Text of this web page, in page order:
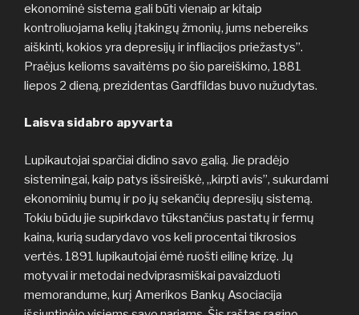
ekonominė sistema gali būti vienaip ar kitaip
kontroliuojama kelių įtakingų žmonių, jums nebereiks
aiškinti, kokios yra depresijų ir infliacijos priežastys”.
Praėjus kelioms savaitėms po šio pareiškimo, 1881
liepos 2 dieną, prezidentas Gardfildas buvo nužudytas.
Laisva sidabro apyvarta
Lupikautojai sparčiai didino savo galią. Jie pradėjo
sistemingai, kaip patys išsireiškė, „kirpti avis”, sukurdami
ekonominių bumų ir po jų sekančių depresijų sistemą.
Tokiu būdu jie supirkdavo tūkstančius pastatų ir fermų
kaina, kurią sudarydavo vos keli procentai tikrosios
vertės. 1891 lupikautojai ėmė ruošti eilinę krizę. Jų
motyvai ir metodai nedviprasmiškai pavaizduoti
memorandume, kurį Amerikos Bankų Asociacija